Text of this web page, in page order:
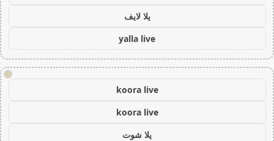
يلا لايف
yalla live
!
koora live
koora live
يلا شوت